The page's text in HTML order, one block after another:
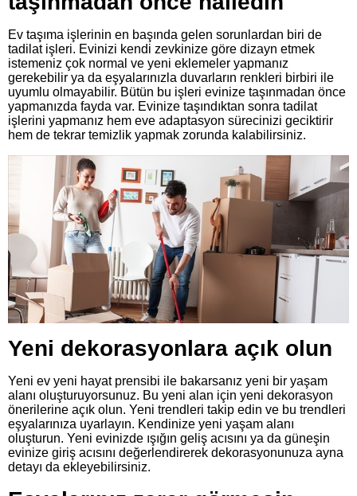
Ev taşıma işlerinin en başında gelen sorunlardan biri de
tadilat işleri. Evinizi kendi zevkinize göre dizayn etmek
istemeniz çok normal ve yeni eklemeler yapmanız
gerekebilir ya da eşyalarınızla duvarların renkleri birbiri ile
uyumlu olmayabilir. Bütün bu işleri evinize taşınmadan önce
yapmanızda fayda var. Evinize taşındıktan sonra tadilat
işlerini yapmanız hem eve adaptasyon sürecinizi geciktirir
hem de tekrar temizlik yapmak zorunda kalabilirsiniz.
Yeni dekorasyonlara açık olun
Yeni ev yeni hayat prensibi ile bakarsanız yeni bir yaşam
alanı oluşturuyorsunuz. Bu yeni alan için yeni dekorasyon
önerilerine açık olun. Yeni trendleri takip edin ve bu trendleri
eşyalarınıza uyarlayın. Kendinize yeni yaşam alanı
oluşturun. Yeni evinizde ışığın geliş acısını ya da güneşin
evinize giriş acısını değerlendirerek dekorasyonunuza ayna
detayı da ekleyebilirsiniz.